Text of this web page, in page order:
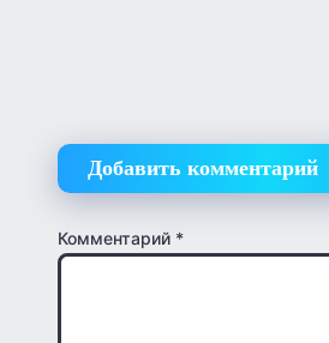
Добавить комментарий
Комментарий *